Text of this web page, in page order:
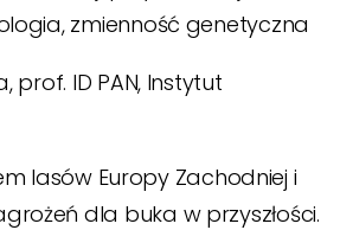
zmienność genetyczna
prof. ID PAN, Instytut
lasów Europy Zachodniej i
dla buka w przyszłości.